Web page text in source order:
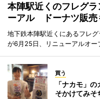
本陣駅近くのフレグ
ーアル ドーナツ販売
地下鉄本陣駅近くにあるフレ
が6月25日、リニューアルオー
買う
「ナカモ」
そかけてみそ